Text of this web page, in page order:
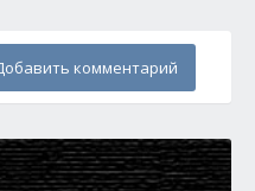
комментарий